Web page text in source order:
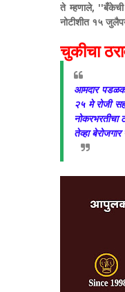
ते म्हणाले, ''बँकेची
नोटीशीत १५
चुकीचा
आमदार
२५ मे रोजी
नोकरभरतीचा
तेव्हा